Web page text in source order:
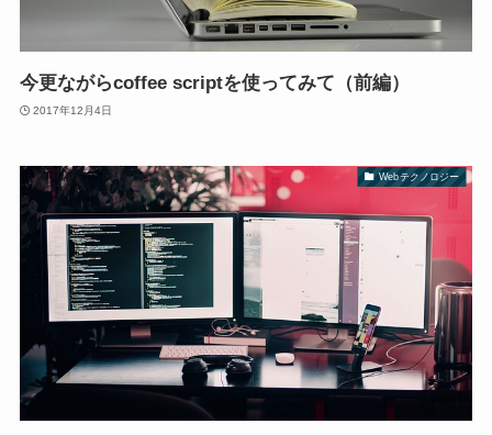
今更ながらcoffee scriptを使ってみて（前編）
2017年12月4日
Webテクノロジー